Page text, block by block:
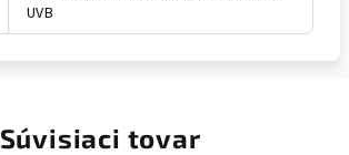
UVB
Súvisiaci tovar